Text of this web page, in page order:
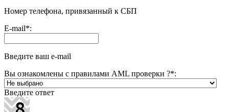
Номер телефона, привязанный к СБП
E-mail*:
Введите ваш e-mail
Вы ознакомлены с правилами AML проверки ?*:
Введите ответ